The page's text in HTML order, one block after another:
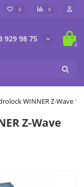
0 0
929 98 75
0
WINNER Z-Wave 1/2
Z-Wave